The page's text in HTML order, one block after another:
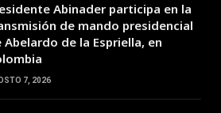
Abinader participa en la
de mando presidencial
Abelardo de la Espriella, en
7, 2026